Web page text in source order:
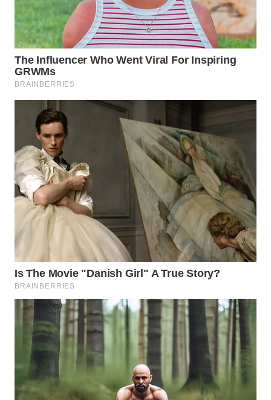
KALTARA
WN
KALSEL
WN
SULSEL
WN
GORONTALO
WN
MALUKU
WN
MALUT
WN